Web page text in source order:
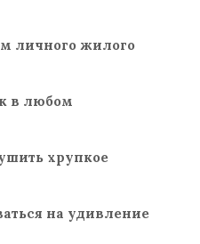
личного жилого
в любом
хрупкое
на удивление